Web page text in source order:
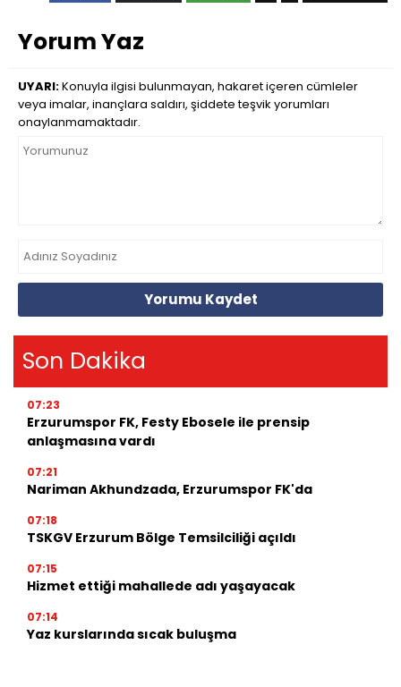
Yorum Yaz
UYARI:Konuyla ilgisi bulunmayan, hakaret içeren cümleler
veya imalar, inançlara saldırı, şiddete teşvik yorumları
onaylanmamaktadır.
Yorumu Kaydet
Son Dakika
07:23
Erzurumspor FK, Festy Ebosele ile prensip
anlaşmasına vardı
07:21
Nariman Akhundzada, Erzurumspor FK'da
07:18
TSKGV Erzurum Bölge Temsilciliği açıldı
07:15
Hizmet ettiği mahallede adı yaşayacak
07:14
Yaz kurslarında sıcak buluşma